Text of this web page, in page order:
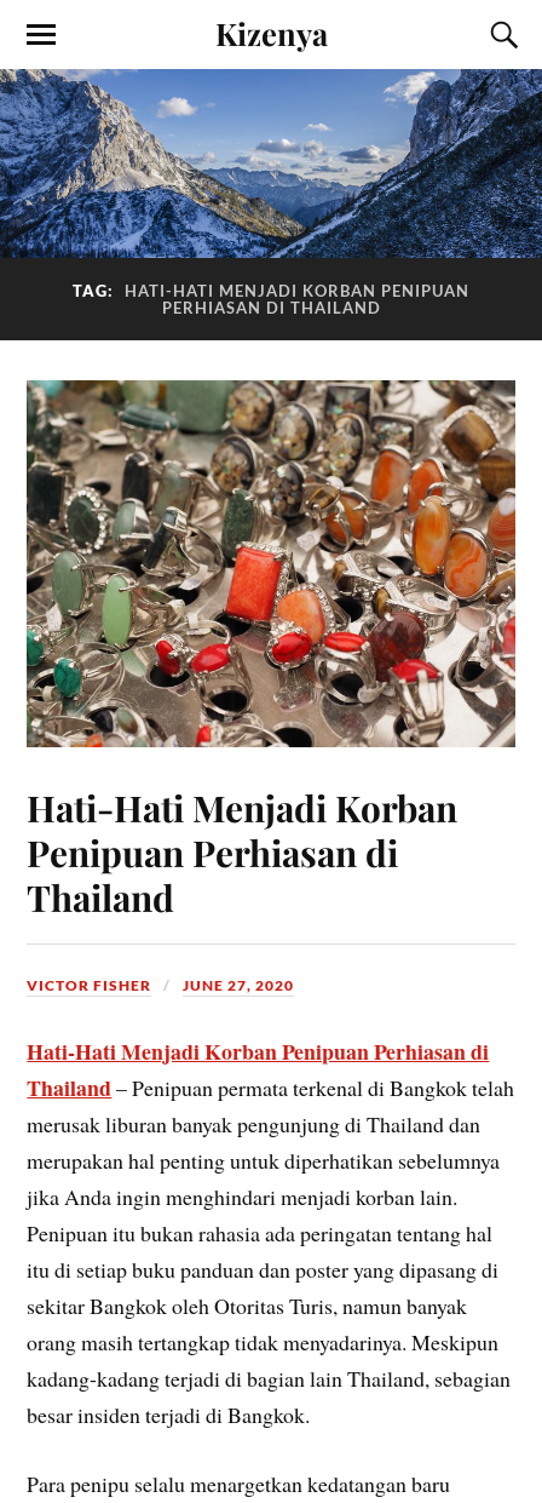
Kizenya
TAG:
HATI-HATI MENJADI KORBAN PENIPUAN
PERHIASAN DI THAILAND
Hati-Hati Menjadi Korban
Penipuan Perhiasan di
Thailand
VICTOR FISHER JUNE 27, 2020
Hati-Hati Menjadi Korban Penipuan Perhiasan di
Thailand– Penipuan permata terkenal di Bangkok telah
merusak liburan banyak pengunjung di Thailand dan
merupakan hal penting untuk diperhatikan sebelumnya
jika Anda ingin menghindari menjadi korban lain.
Penipuan itu bukan rahasia ada peringatan tentang hal
itu di setiap buku panduan dan poster yang dipasang di
sekitar Bangkok oleh Otoritas Turis, namun banyak
orang masih tertangkap tidak menyadarinya. Meskipun
kadang-kadang terjadi di bagian lain Thailand, sebagian
besar insiden terjadi di Bangkok.
Para penipu selalu menargetkan kedatangan baru